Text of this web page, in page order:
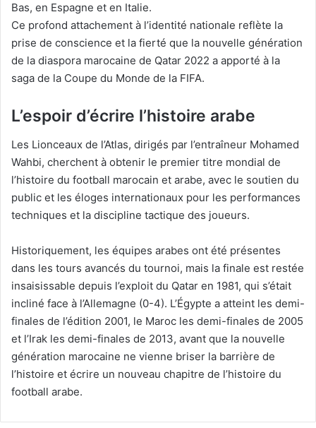
Bas, en Espagne et en Italie.
Ce profond attachement à l’identité nationale reflète la
prise de conscience et la fierté que la nouvelle génération
de la diaspora marocaine de Qatar 2022 a apporté à la
saga de la Coupe du Monde de la FIFA.
L’espoir d’écrire l’histoire arabe
Les Lionceaux de l’Atlas, dirigés par l’entraîneur Mohamed
Wahbi, cherchent à obtenir le premier titre mondial de
l’histoire du football marocain et arabe, avec le soutien du
public et les éloges internationaux pour les performances
techniques et la discipline tactique des joueurs.
Historiquement, les équipes arabes ont été présentes
dans les tours avancés du tournoi, mais la finale est restée
insaisissable depuis l’exploit du Qatar en 1981, qui s’était
incliné face à l’Allemagne (0-4). L’Égypte a atteint les demi-
finales de l’édition 2001, le Maroc les demi-finales de 2005
et l’Irak les demi-finales de 2013, avant que la nouvelle
génération marocaine ne vienne briser la barrière de
l’histoire et écrire un nouveau chapitre de l’histoire du
football arabe.